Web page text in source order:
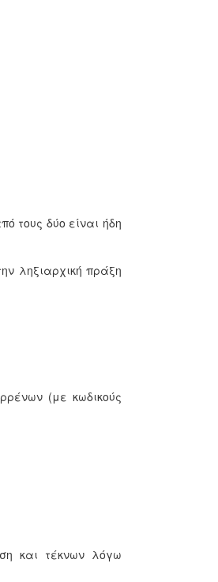
τους δύο είναι ήδη
ληξιαρχική πράξη
(με κωδικούς
και τέκνων λόγω